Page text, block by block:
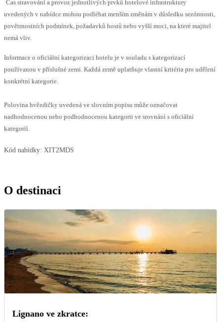
Čas stravování a provoz jednotlivých prvků hotelové infrastruktury
uvedených v nabídce mohou podléhat menším změnám v důsledku sezónnosti,
povětrnostních podmínek, požadavků hostů nebo vyšší moci, na které majitel
nemá vliv.
Informace o oficiální kategorizaci hotelu je v souladu s kategorizací
používanou v příslušné zemi. Každá země uplatňuje vlastní kritéria pro udělení
konkrétní kategorie.
Polovina hvězdičky uvedená ve slovním popisu může označovat
nadhodnocenou nebo podhodnocenou kategorii ve srovnání s oficiální
kategorií.
Kód nabídky: XIT2MDS
O destinaci
Lignano ve zkratce: